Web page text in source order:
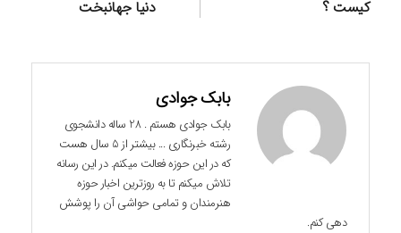
کیست ؟ دنیا جهانبخت
بابک جوادی
بابک جوادی هستم . 28 ساله دانشجوی
رشته خبرنگاری ... بیشتر از 5 سال هست
که در این حوزه فعالت میکنم. در این رسانه
تلاش میکنم تا به روزترین اخبار حوزه
هنرمندان و تمامی حواشی آن را پوشش
دهی کنم.